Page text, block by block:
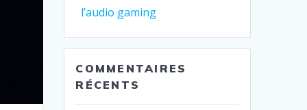
l’audio gaming
COMMENTAIRES
RÉCENTS